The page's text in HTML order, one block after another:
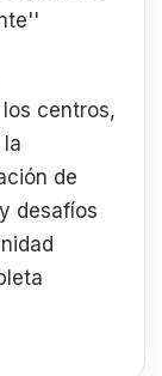
centros,
de
desafíos